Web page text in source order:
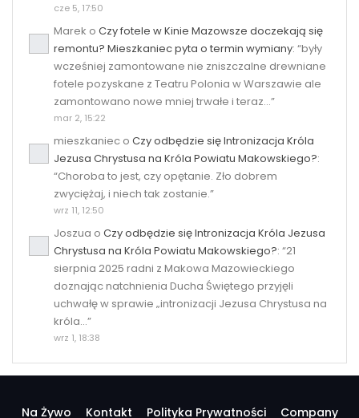
cze 5, 17:50
Marek o Czy fotele w Kinie Mazowsze doczekają się
remontu? Mieszkaniec pyta o termin wymiany: “były
wcześniej zamontowane nie zniszczalne drewniane
fotele pozyskane z Teatru Polonia w Warszawie ale
zamontowano nowe mniej trwałe i teraz…”
mar 2, 15:22
mieszkaniec o Czy odbędzie się Intronizacja Króla
Jezusa Chrystusa na Króla Powiatu Makowskiego?:
“Choroba to jest, czy opętanie. Zło dobrem
zwyciężaj, i niech tak zostanie.”
wrz 11, 12:50
Joszua o Czy odbędzie się Intronizacja Króla Jezusa
Chrystusa na Króla Powiatu Makowskiego?: “21
sierpnia 2025 radni z Makowa Mazowieckiego
doznając natchnienia Ducha Świętego przyjęli
uchwałę w sprawie „intronizacji Jezusa Chrystusa na
króla…”
wrz 1, 18:38
Na Żywo Kontakt Polityka Prywatności Company